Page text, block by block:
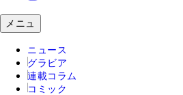
メニュ
ニュース
グラビア
連載コラム
コミック